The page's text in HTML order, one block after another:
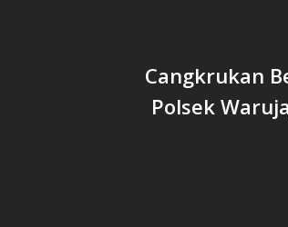
Cangkrukan
Polsek